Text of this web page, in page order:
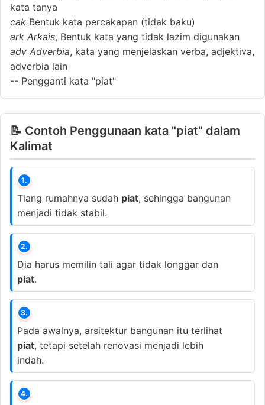
kata tanya
cak Bentuk kata percakapan (tidak baku)
ark Arkais, Bentuk kata yang tidak lazim digunakan
adv Adverbia, kata yang menjelaskan verba, adjektiva,
adverbia lain
-- Pengganti kata "piat"
📝 Contoh Penggunaan kata "piat" dalam
Kalimat
1.
Tiang rumahnya sudah piat, sehingga bangunan
menjadi tidak stabil.
2.
Dia harus memilin tali agar tidak longgar dan
piat.
3.
Pada awalnya, arsitektur bangunan itu terlihat
piat, tetapi setelah renovasi menjadi lebih
indah.
4.